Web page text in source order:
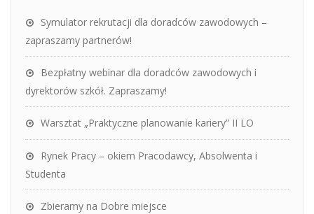
Symulator rekrutacji dla doradców zawodowych –
zapraszamy partnerów!
Bezpłatny webinar dla doradców zawodowych i
dyrektorów szkół. Zapraszamy!
Warsztat „Praktyczne planowanie kariery” II LO
Rynek Pracy – okiem Pracodawcy, Absolwenta i
Studenta
Zbieramy na Dobre miejsce